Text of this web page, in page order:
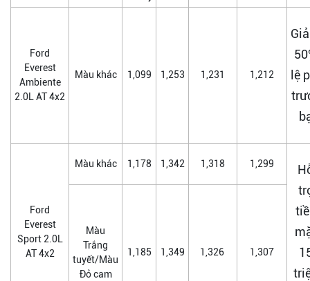
Ford
Everest
Ambiente
2.0L AT 4x2
Màu khác 1,099 1,253 1,231 1,212
lệ
Ford
Everest
Sport 2.0L
AT 4x2
Màu khác 1,178 1,342 1,318 1,299
Màu
Trắng
tuyết/Màu
Đỏ cam
1,185 1,349 1,326 1,307